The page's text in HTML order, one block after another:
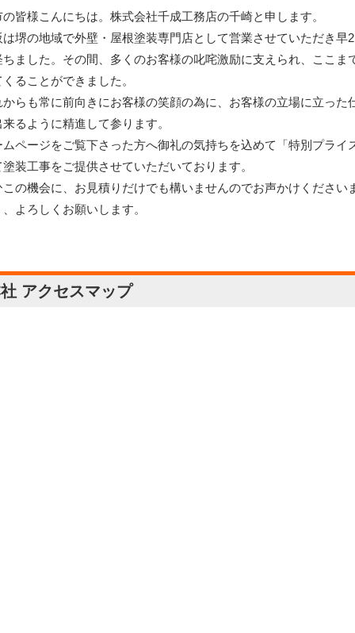
の皆様こんにちは。株式会社千成工務店の千崎と申します。
は堺の地域で外壁・屋根塗装専門店として営業させていただき早
ちました。その間、多くのお客様の叱咤激励に支えられ、ここま
ることができました。
からも常に前向きにお客様の笑顔の為に、お客様の立場に立った
るように精進して参ります。
ムページをご覧下さった方へ御礼の気持ちを込めて「特別プライ
塗装工事をご提供させていただいております。
この機会に、お見積りだけでも構いませんのでお声かけください
よろしくお願いします。
アクセスマップ